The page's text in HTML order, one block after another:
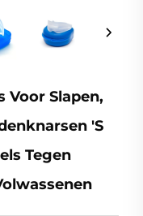
Voor Slapen,
's
Tegen